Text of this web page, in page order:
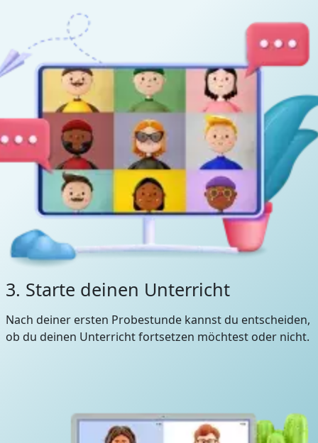
3. Starte deinen Unterricht
Nach deiner ersten Probestunde kannst du entscheiden,
ob du deinen Unterricht fortsetzen möchtest oder nicht.